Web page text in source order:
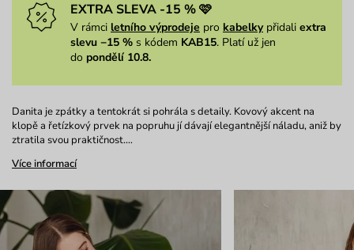
EXTRA SLEVA -15 % 🩷
V rámci letního výprodeje pro kabelkypřidali extra
slevu −15 % s kódem KAB15. Platí už jen
do pondělí 10.8.
Danita je zpátky a tentokrát si pohrála s detaily. Kovový akcent na
klopě a řetízkový prvek na popruhu jí dávají elegantnější náladu, aniž by
ztratila svou praktičnost.…
Více informací